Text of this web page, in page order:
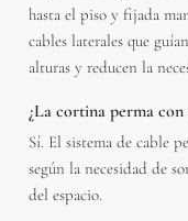
hasta el piso y fijada
cables laterales que
alturas y reducen la
¿La cortina perma
Sí. El sistema de cable
según la necesidad de
del espacio.